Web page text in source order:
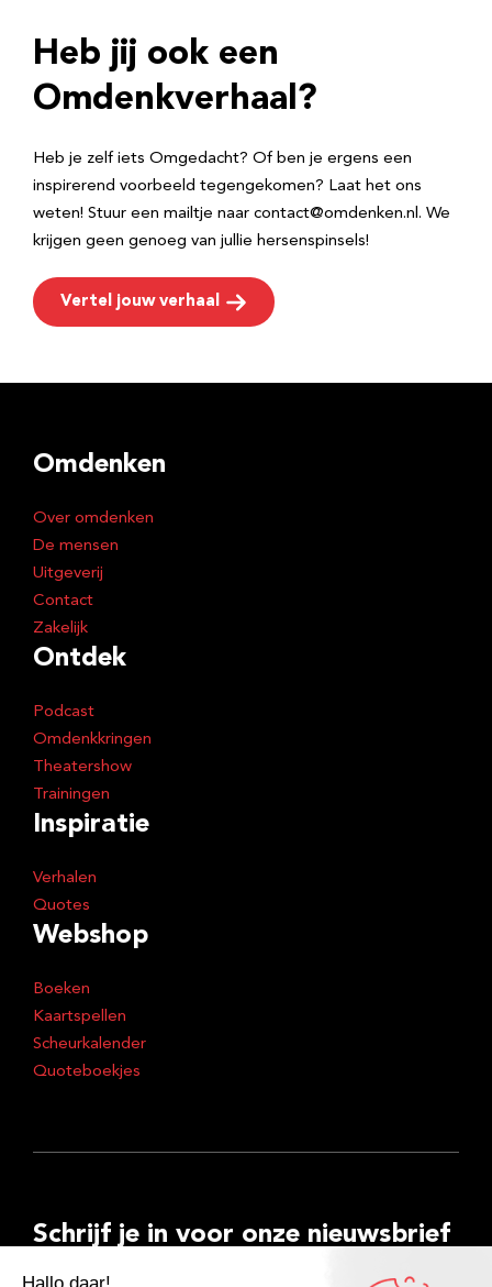
r
e
Heb jij ook een
Omdenkverhaal?
Heb je zelf iets Omgedacht? Of ben je ergens een
inspirerend voorbeeld tegengekomen? Laat het ons
weten! Stuur een mailtje naar contact@omdenken.nl. We
krijgen geen genoeg van jullie hersenspinsels!
Vertel jouw verhaal
Omdenken
Over omdenken
De mensen
Uitgeverij
Contact
Zakelijk
Ontdek
Podcast
Omdenkkringen
Theatershow
Trainingen
Inspiratie
Verhalen
Quotes
Webshop
Boeken
Kaartspellen
Scheurkalender
Quoteboekjes
Schrijf je in voor onze nieuwsbrief